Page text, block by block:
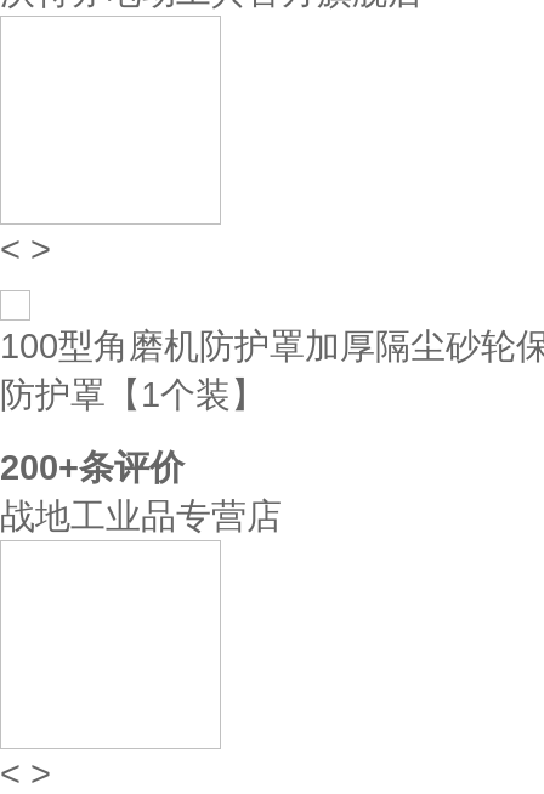
< >
100型角磨机防护罩加厚隔尘砂轮
防护罩【1个装】
200+条评价
战地工业品专营店
< >